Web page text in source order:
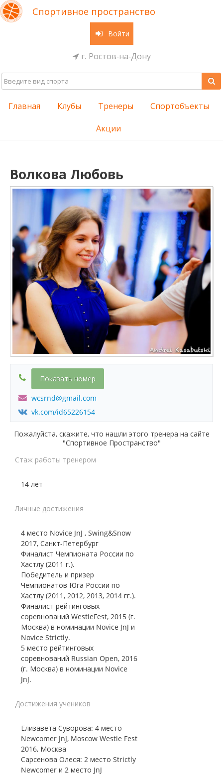
Спортивное пространство
Войти
г. Ростов-на-Дону
Главная Клубы Тренеры Спортобъекты
Акции
Волкова Любовь
Показать номер
wcsrnd@gmail.com
vk.com/id65226154
Пожалуйста, скажите, что нашли этого тренера на сайте
"Спортивное Пространство"
Стаж работы тренером
14 лет
Личные достижения
4 место Novice JnJ , Swing&Snow
2017, Санкт-Петербург
Финалист Чемпионата России по
Хастлу (2011 г.).
Победитель и призер
Чемпионатов Юга России по
Хастлу (2011, 2012, 2013, 2014 гг.).
Финалист рейтинговых
соревнований WestieFest, 2015 (г.
Москва) в номинации Novice JnJ и
Novice Strictly.
5 место рейтинговых
соревнований Russian Open, 2016
(г. Москва) в номинации Novice
JnJ.
Достижения учеников
Елизавета Суворова: 4 место
Newcomer JnJ, Moscow Westie Fest
2016, Москва
Сарсенова Олеся: 2 место Strictly
Newcomer и 2 место JnJ